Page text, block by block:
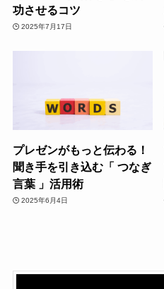
功させるコツ
2025年7月17日
プレゼンがもっと伝わる！
聞き手を引き込む「 つなぎ
言葉 」活用術
2025年6月4日